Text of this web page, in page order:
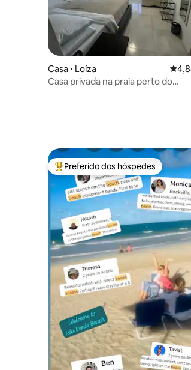
Casa ⋅ Loíza 4,88
Casa privada na praia perto do
Entre os melhores preferidos dos
Preferido dos hóspedes